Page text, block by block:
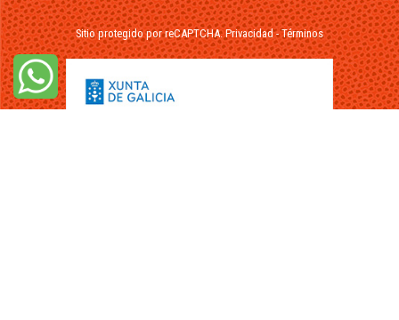
Sitio protegido por reCAPTCHA.Privacidad-Términos